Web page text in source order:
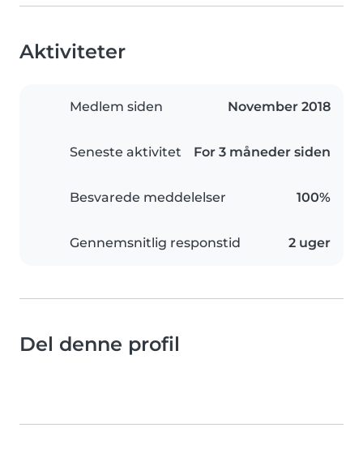
Aktiviteter
Medlem siden November 2018
Seneste aktivitet For 3 måneder siden
Besvarede meddelelser 100%
Gennemsnitlig responstid 2 uger
Del denne profil